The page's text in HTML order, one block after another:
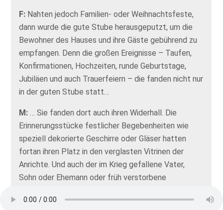
F: Nahten jedoch Familien- oder Weihnachtsfeste,
dann wurde die gute Stube herausgeputzt, um die
Bewohner des Hauses und ihre Gäste gebührend zu
empfangen. Denn die großen Ereignisse – Taufen,
Konfirmationen, Hochzeiten, runde Geburtstage,
Jubiläen und auch Trauerfeiern – die fanden nicht nur
in der guten Stube statt…
M: … Sie fanden dort auch ihren Widerhall. Die
Erinnerungsstücke festlicher Begebenheiten wie
speziell dekorierte Geschirre oder Gläser hatten
fortan ihren Platz in den verglasten Vitrinen der
Anrichte. Und auch der im Krieg gefallene Vater,
Sohn oder Ehemann oder früh verstorbene
Stube. Hier hielt man das Gedenken wach. So ließ